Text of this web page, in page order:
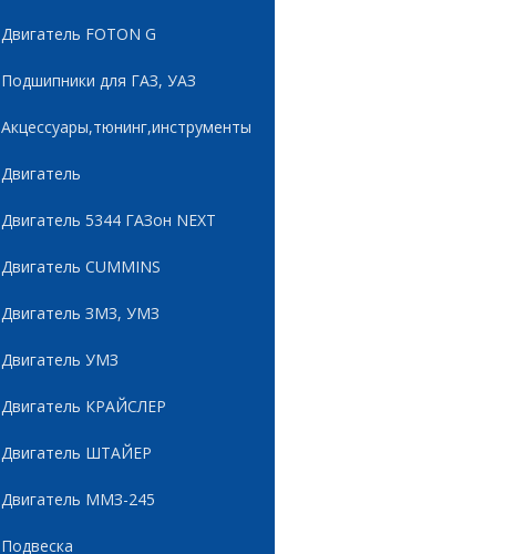
Двигатель FOTON G
Подшипники для ГАЗ, УАЗ
Акцессуары,тюнинг,инструменты
Двигатель
Двигатель 5344 ГАЗон NEXT
Двигатель CUMMINS
Двигатель ЗМЗ, УМЗ
Двигатель УМЗ
Двигатель КРАЙСЛЕР
Двигатель ШТАЙЕР
Двигатель ММЗ-245
Подвеска